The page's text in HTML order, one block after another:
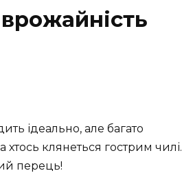
ідеально, але багато
клянеться гострим чилі.
перець!